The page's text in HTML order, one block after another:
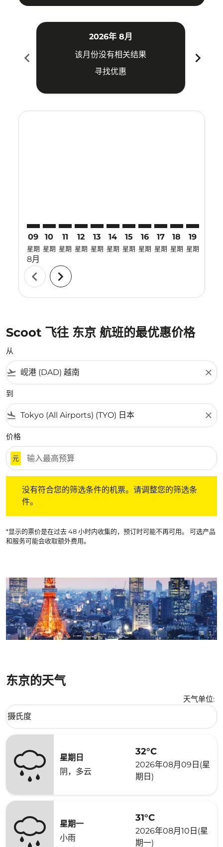
chevron_left
2026年 8月
该月份没有相关结果
寻找优惠
chevron_right
09
星期
8月
10
星期
11
星期
12
星期
13
星期
14
星期
15
星期
16
星期
17
星期
18
星期
19
星期
chevron_left chevron_right
Scoot 飞往 东京 航班的最优惠价格
从
flight_takeoff close
到
flight_land close
价格
元
没有符合您的筛选条件的机票。请调整您的筛选条
件。
*显示的票价是在过去 48 小时内收集的，预订时可能不再可用。 可选产品
和服务可能会收取额外费用。
东京的天气
天气单位:
Weather unit option 摄氏度 Selected
摄氏度
keyboard_arrow_down
星期日
阴，多云
32°C
2026年08月09日(星
期日)
星期一
小雨
31°C
2026年08月10日(星
期一)